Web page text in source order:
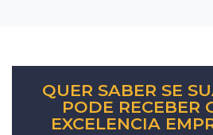
QUER SABER SE
PODE RECEBER
EXCELENCIA